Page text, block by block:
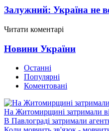
Залужний: Україна не
Читати коментарі
Новини України
Останні
Популярні
Коментовані
На Житомирщині затримали
В Павлограді затримали